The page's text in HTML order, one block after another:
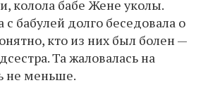
колола бабе Жене уколы.
с бабулей долго беседовала о
кто из них был болен —
Та жаловалась на
не меньше.